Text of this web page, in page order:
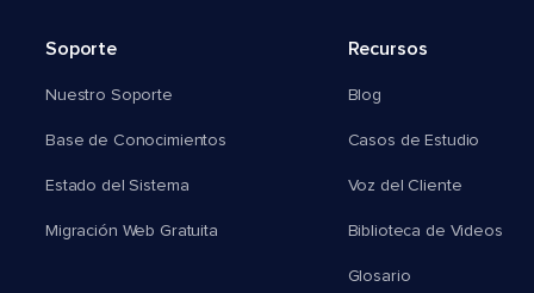
Soporte
Nuestro Soporte
Base de Conocimientos
Estado del Sistema
Migración Web Gratuita
Recursos
Blog
Casos de Estudio
Voz del Cliente
Biblioteca de Videos
Glosario